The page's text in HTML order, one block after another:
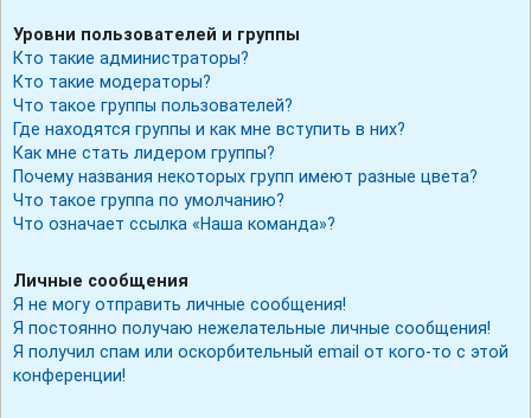
Уровни пользователей и группы
Кто такие администраторы?
Кто такие модераторы?
Что такое группы пользователей?
Где находятся группы и как мне вступить в них?
Как мне стать лидером группы?
Почему названия некоторых групп имеют разные цвета?
Что такое группа по умолчанию?
Что означает ссылка «Наша команда»?
Личные сообщения
Я не могу отправить личные сообщения!
Я постоянно получаю нежелательные личные сообщения!
Я получил спам или оскорбительный email от кого-то с этой
конференции!